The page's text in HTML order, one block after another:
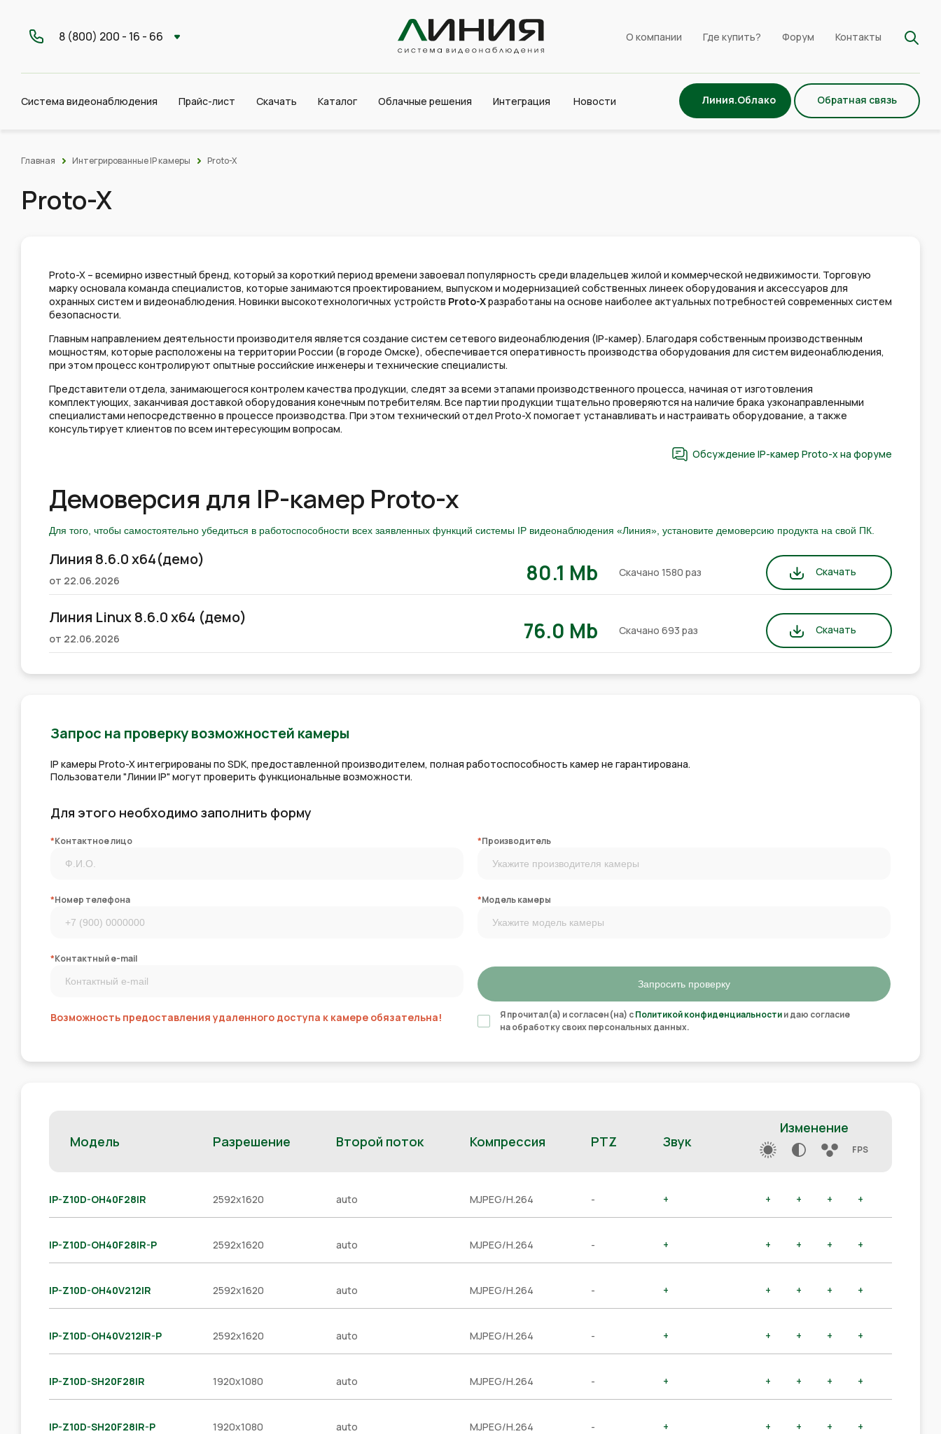
8 (800) 200 - 16 - 66 О компании Где купить? Форум Контакты
Система видеонаблюдения Прайс-лист Скачать Каталог Облачные решения Интеграция Новости Линия.Облако Обратная связь
Главная Интегрированные IP камеры Proto-X
Proto-X
Proto-X – всемирно известный бренд, который за короткий период времени завоевал популярность среди владельцев жилой и коммерческой недвижимости. Торговую
марку основала команда специалистов, которые занимаются проектированием, выпуском и модернизацией собственных линеек оборудования и аксессуаров для
охранных систем и видеонаблюдения. Новинки высокотехнологичных устройств Proto-Xразработаны на основе наиболее актуальных потребностей современных систем
безопасности.
Главным направлением деятельности производителя является создание систем сетевого видеонаблюдения (IP-камер). Благодаря собственным производственным
мощностям, которые расположены на территории России (в городе Омске), обеспечивается оперативность производства оборудования для систем видеонаблюдения,
при этом процесс контролируют опытные российские инженеры и технические специалисты.
Представители отдела, занимающегося контролем качества продукции, следят за всеми этапами производственного процесса, начиная от изготовления
комплектующих, заканчивая доставкой оборудования конечным потребителям. Все партии продукции тщательно проверяются на наличие брака узконаправленными
специалистами непосредственно в процессе производства. При этом технический отдел Proto-X помогает устанавливать и настраивать оборудование, а также
консультирует клиентов по всем интересующим вопросам.
Обсуждение IP-камер Proto-x на форуме
Демоверсия для IP-камер Proto-x
Для того, чтобы самостоятельно убедиться в работоспособности всех заявленных функций системы IP видеонаблюдения «Линия», установите демоверсию продукта на свой ПК.
Линия 8.6.0 x64(демо)
от 22.06.2026 80.1 Mb Скачано 1580 раз Скачать
Линия Linux 8.6.0 x64 (демо)
от 22.06.2026 76.0 Mb Скачано 693 раз Скачать
Запрос на проверку возможностей камеры
IP камеры Proto-X интегрированы по SDK, предоставленной производителем, полная работоспособность камер не гарантирована.
Пользователи "Линии IP" могут проверить функциональные возможности.
Для этого необходимо заполнить форму
*Контактное лицо
*Номер телефона
*Контактный e-mail
Возможность предоставления удаленного доступа к камере обязательна!
*Производитель
*Модель камеры
Запросить проверку
Я прочитал(а) и согласен(на) сПолитикой конфиденциальностии даю согласие
на обработку своих персональных данных.
Модель Разрешение Второй поток Компрессия PTZ Звук
Изменение
FPS
IP-Z10D-OH40F28IR 2592x1620 auto MJPEG/H.264 - + + + + +
IP-Z10D-OH40F28IR-P 2592x1620 auto MJPEG/H.264 - + + + + +
IP-Z10D-OH40V212IR 2592x1620 auto MJPEG/H.264 - + + + + +
IP-Z10D-OH40V212IR-P 2592x1620 auto MJPEG/H.264 - + + + + +
IP-Z10D-SH20F28IR 1920x1080 auto MJPEG/H.264 - + + + + +
IP-Z10D-SH20F28IR-P 1920x1080 auto MJPEG/H.264 - + + + + +